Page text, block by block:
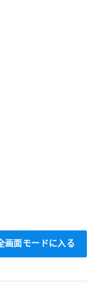
画面モードに入る